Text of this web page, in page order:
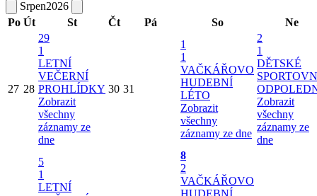
Srpen2026
Po Út St Čt Pá So Ne
27 28
29
1
LETNÍ
VEČERNÍ
PROHLÍDKY
Zobrazit
všechny
záznamy ze
dne
30 31
1
1
VAČKÁŘOVO
HUDEBNÍ
LÉTO
Zobrazit
všechny
záznamy ze dne
2
1
DĚTSKÉ
Zobrazit
všechny
záznamy ze
dne
5
1
LETNÍ
8
2
VAČKÁŘOVO